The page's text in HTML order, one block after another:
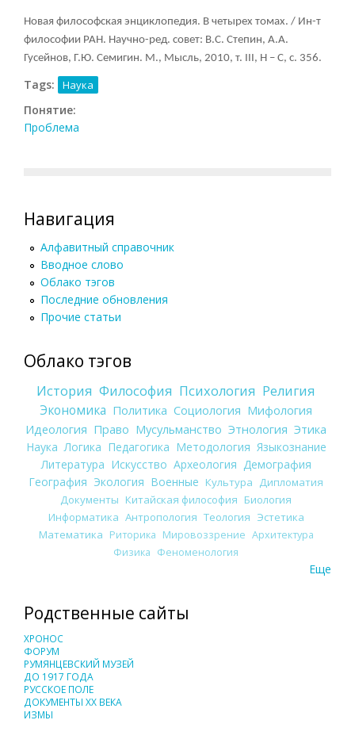
Новая философская энциклопедия. В четырех томах. / Ин-т
философии РАН. Научно-ред. совет: В.С. Степин, А.А.
Гусейнов, Г.Ю. Семигин. М., Мысль, 2010, т. III, Н – С, с. 356.
Tags: Наука
Понятие:
Проблема
Навигация
Алфавитный справочник
Вводное слово
Облако тэгов
Последние обновления
Прочие статьи
Облако тэгов
История Философия Психология Религия
Экономика Политика Социология Мифология
Идеология Право Мусульманство Этнология Этика
Наука Логика Педагогика Методология Языкознание
Литература Искусство Археология Демография
География Экология Военные Культура
Дипломатия
Документы Китайская философия Биология
Информатика Антропология Теология Эстетика
Математика Риторика Мировоззрение Архитектура
Физика Феноменология
Еще
Родственные сайты
ХРОНОС
ФОРУМ
РУМЯНЦЕВСКИЙ МУЗЕЙ
ДО 1917 ГОДА
РУССКОЕ ПОЛЕ
ДОКУМЕНТЫ XX ВЕКА
ИЗМЫ